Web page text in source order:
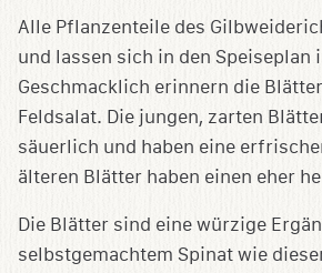
Alle Pflanzenteile des
und lassen sich in den Speiseplan
Geschmacklich erinnern die
Feldsalat. Die jungen, zarten
säuerlich und haben eine
älteren Blätter haben einen eher
Die Blätter sind eine würzige
selbstgemachtem Spinat wie